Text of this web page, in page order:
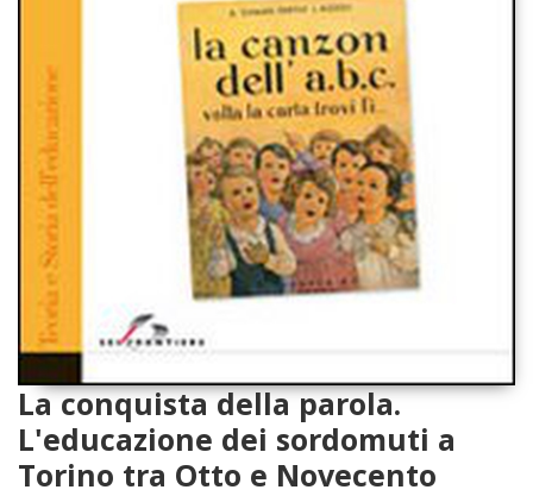
La conquista della parola.
L'educazione dei sordomuti a
Torino tra Otto e Novecento